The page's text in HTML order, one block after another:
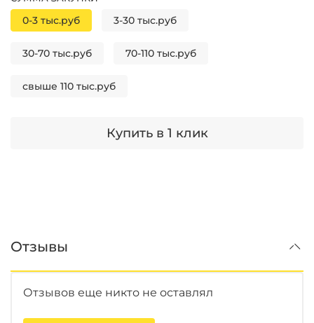
Купить в 1 клик
0-3 тыс.руб 3-30 тыс.руб
30-70 тыс.руб 70-110 тыс.руб
свыше 110 тыс.руб
Отзывы
Отзывов еще никто не оставлял